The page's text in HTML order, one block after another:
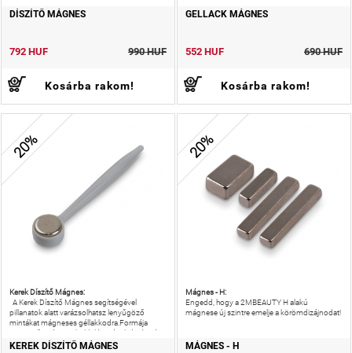
DÍSZÍTŐ MÁGNES
792 HUF 990 HUF
Kosárba rakom!
GELLACK MÁGNES
552 HUF 690 HUF
Kosárba rakom!
20%
Kerek Díszítő Mágnes:
A Kerek Díszítő Mágnes segítségével
pillanatok alatt varázsolhatsz lenyűgöző
mintákat mágneses géllakkodra.Formája
egyszerű, mégis sokoldalú: a távolság és irány
változtatásával minden köröm
KEREK DÍSZÍTŐ MÁGNES
20%
Mágnes - H:
Engedd, hogy a 2MBEAUTY H alakú
mágnese új szintre emelje a körömdizájnodat!
MÁGNES - H